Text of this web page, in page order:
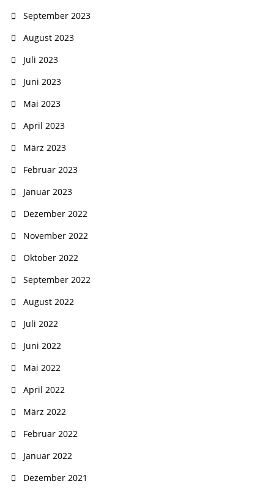
September 2023
August 2023
Juli 2023
Juni 2023
Mai 2023
April 2023
März 2023
Februar 2023
Januar 2023
Dezember 2022
November 2022
Oktober 2022
September 2022
August 2022
Juli 2022
Juni 2022
Mai 2022
April 2022
März 2022
Februar 2022
Januar 2022
Dezember 2021